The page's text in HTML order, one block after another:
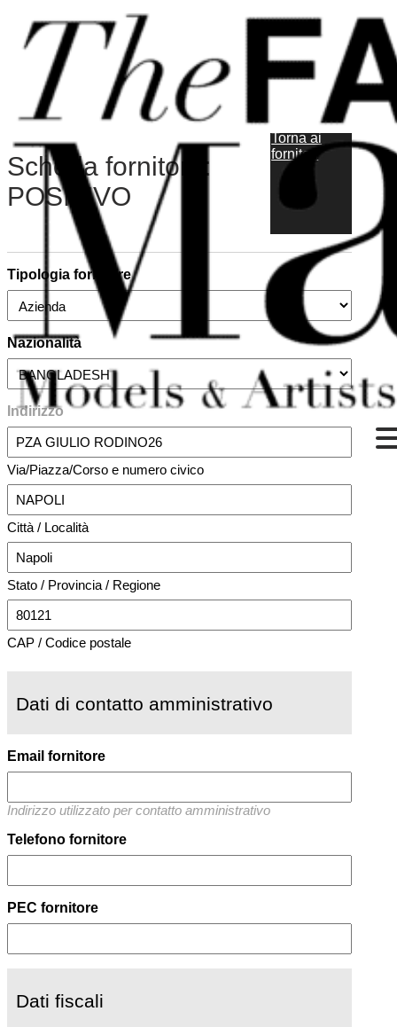
Vai al contenuto principale Vai al piè di pagina
Scheda fornitore:
POSITIVO
Torna ai
fornitori
Tipologia fornitore
Nazionalità
Indirizzo
Via/Piazza/Corso e numero civico
Città / Località
Stato / Provincia / Regione
CAP / Codice postale
Dati di contatto amministrativo
Email fornitore
Indirizzo utilizzato per contatto amministrativo
Telefono fornitore
PEC fornitore
Dati fiscali